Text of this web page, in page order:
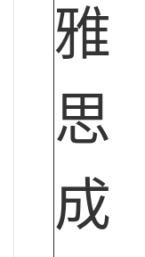
雅
思
成